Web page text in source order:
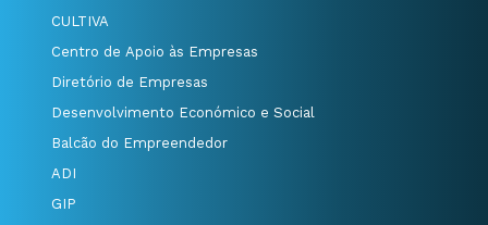
CULTIVA
Centro de Apoio às Empresas
Diretório de Empresas
Desenvolvimento Económico e Social
Balcão do Empreendedor
ADI
GIP